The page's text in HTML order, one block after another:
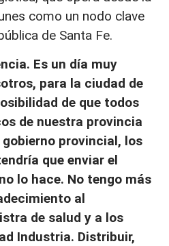
como un nodo clave
de Santa Fe.
Es un día muy
para la ciudad de
de que todos
de nuestra provincia
provincial, los
que enviar el
lo hace. No tengo más
al
de salud y a los
Industria. Distribuir,